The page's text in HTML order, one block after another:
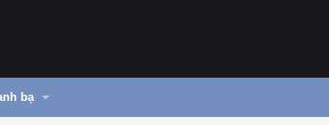
bạ